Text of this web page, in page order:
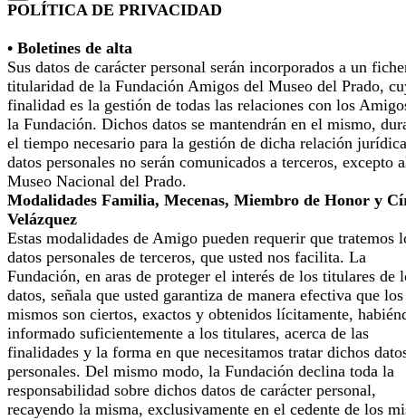
POLÍTICA DE PRIVACIDAD
• Boletines de alta
Sus datos de carácter personal serán incorporados a un
titularidad de la Fundación Amigos del Museo del Prado,
finalidad es la gestión de todas las relaciones con los
la Fundación. Dichos datos se mantendrán en el mismo,
el tiempo necesario para la gestión de dicha relación
datos personales no serán comunicados a terceros, excepto
Museo Nacional del Prado.
Modalidades Familia, Mecenas, Miembro de Honor y
Velázquez
Estas modalidades de Amigo pueden requerir que tratemos
datos personales de terceros, que usted nos facilita. La
Fundación, en aras de proteger el interés de los titulares de
datos, señala que usted garantiza de manera efectiva que los
mismos son ciertos, exactos y obtenidos lícitamente,
informado suficientemente a los titulares, acerca de las
finalidades y la forma en que necesitamos tratar dichos
personales. Del mismo modo, la Fundación declina toda la
responsabilidad sobre dichos datos de carácter personal,
recayendo la misma, exclusivamente en el cedente de los